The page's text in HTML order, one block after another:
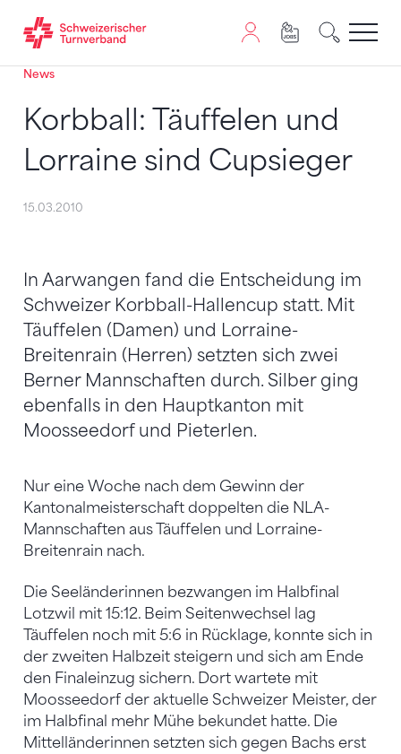
Zum Inhalt springen
Zur Sitemap navigieren
Zum Navigieren dieser Seite wird JavaScript benötigt.
News
Korbball: Täuffelen und
Lorraine sind Cupsieger
15.03.2010
In Aarwangen fand die Entscheidung im
Schweizer Korbball-Hallencup statt. Mit
Täuffelen (Damen) und Lorraine-
Breitenrain (Herren) setzten sich zwei
Berner Mannschaften durch. Silber ging
ebenfalls in den Hauptkanton mit
Moosseedorf und Pieterlen.
Nur eine Woche nach dem Gewinn der
Kantonalmeisterschaft doppelten die NLA-
Mannschaften aus Täuffelen und Lorraine-
Breitenrain nach.
Die Seeländerinnen bezwangen im Halbfinal
Lotzwil mit 15:12. Beim Seitenwechsel lag
Täuffelen noch mit 5:6 in Rücklage, konnte sich in
der zweiten Halbzeit steigern und sich am Ende
den Finaleinzug sichern. Dort wartete mit
Moosseedorf der aktuelle Schweizer Meister, der
im Halbfinal mehr Mühe bekundet hatte. Die
Mittelländerinnen setzten sich gegen Bachs erst